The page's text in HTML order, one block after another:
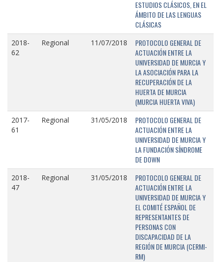
ESTUDIOS CLÁSICOS, EN EL
ÁMBITO DE LAS LENGUAS
CLÁSICAS
2018-
62
Regional 11/07/2018
PROTOCOLO GENERAL DE
ACTUACIÓN ENTRE LA
UNIVERSIDAD DE MURCIA Y
LA ASOCIACIÓN PARA LA
RECUPERACIÓN DE LA
HUERTA DE MURCIA
(MURCIA HUERTA VIVA)
2017-
61
Regional 31/05/2018
PROTOCOLO GENERAL DE
ACTUACIÓN ENTRE LA
UNIVERSIDAD DE MURCIA Y
LA FUNDACIÓN SÍNDROME
DE DOWN
2018-
47
Regional 31/05/2018
PROTOCOLO GENERAL DE
ACTUACIÓN ENTRE LA
UNIVERSIDAD DE MURCIA Y
EL COMITÉ ESPAÑOL DE
REPRESENTANTES DE
PERSONAS CON
DISCAPACIDAD DE LA
REGIÓN DE MURCIA (CERMI-
RM)